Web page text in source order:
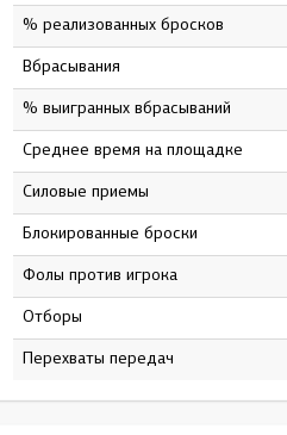
% реализованных бросков
Вбрасывания
% выигранных вбрасываний
Среднее время на площадке
Силовые приемы
Блокированные броски
Фолы против игрока
Отборы
Перехваты передач